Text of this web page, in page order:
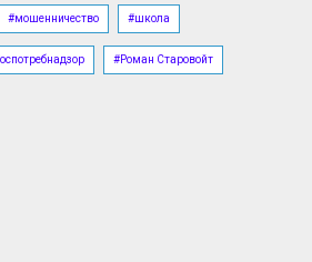
За вторжение в Курскую область
осудили 36 наемников из 13 стран
#мошенничество #школа
#Роман Старовойт